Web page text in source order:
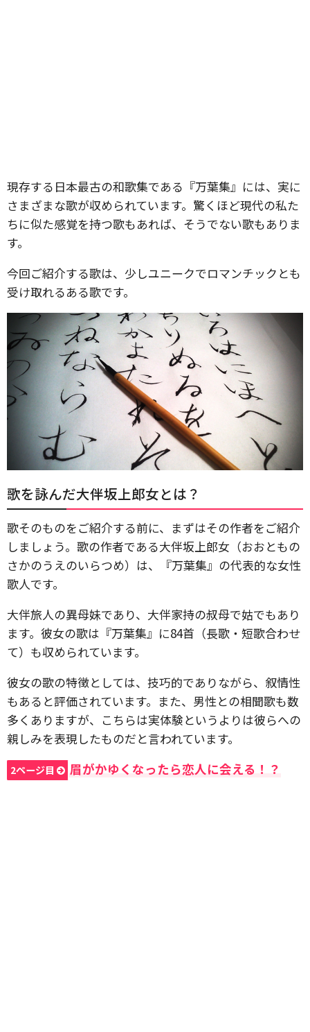
現存する日本最古の和歌集である『万葉集』には、実に
さまざまな歌が収められています。驚くほど現代の私た
ちに似た感覚を持つ歌もあれば、そうでない歌もありま
す。
今回ご紹介する歌は、少しユニークでロマンチックとも
受け取れるある歌です。
歌を詠んだ大伴坂上郎女とは？
歌そのものをご紹介する前に、まずはその作者をご紹介
しましょう。歌の作者である大伴坂上郎女（おおともの
さかのうえのいらつめ）は、『万葉集』の代表的な女性
歌人です。
大伴旅人の異母妹であり、大伴家持の叔母で姑でもあり
ます。彼女の歌は『万葉集』に84首（長歌・短歌合わせ
て）も収められています。
彼女の歌の特徴としては、技巧的でありながら、叙情性
もあると評価されています。また、男性との相聞歌も数
多くありますが、こちらは実体験というよりは彼らへの
親しみを表現したものだと言われています。
2ページ目 眉がかゆくなったら恋人に会える！？